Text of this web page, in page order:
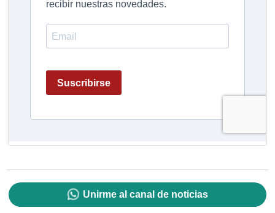
Unirme al canal de noticias